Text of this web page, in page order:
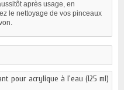
après usage, en
le nettoyage de vos pinceaux
pour acrylique à l'eau (125 ml)